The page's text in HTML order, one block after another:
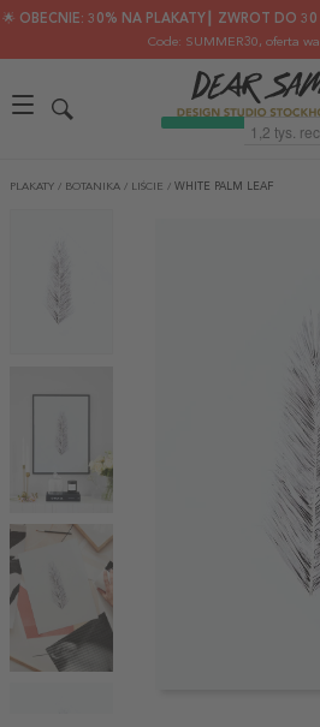
🌟 OBECNIE: 30% NA PLAKATY┃ ZWROT DO
Code: SUMMER30, oferta
PLAKATY / BOTANIKA / LIŚCIE / WHITE PALM LEAF